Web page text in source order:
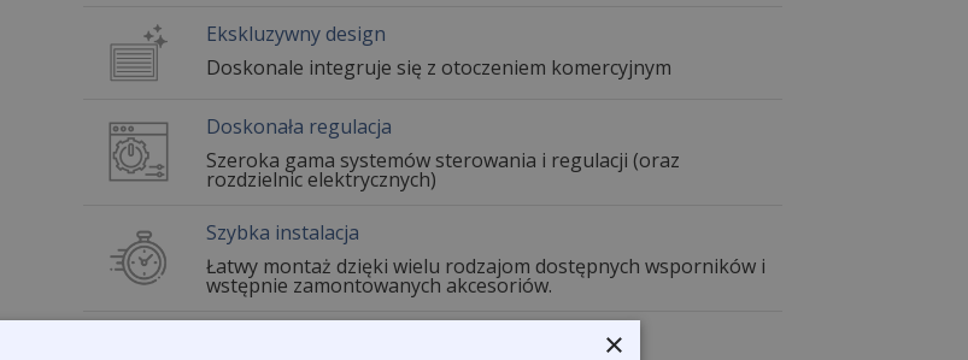
Ekskluzywny design
Doskonale integruje się z otoczeniem komercyjnym
Doskonała regulacja
Szeroka gama systemów sterowania i regulacji (oraz
rozdzielnic elektrycznych)
Szybka instalacja
Łatwy montaż dzięki wielu rodzajom dostępnych wsporników i
wstępnie zamontowanych akcesoriów.
×